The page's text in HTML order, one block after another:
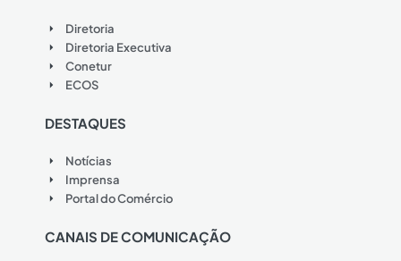
Diretoria
Diretoria Executiva
Conetur
ECOS
DESTAQUES
Notícias
Imprensa
Portal do Comércio
CANAIS DE COMUNICAÇÃO